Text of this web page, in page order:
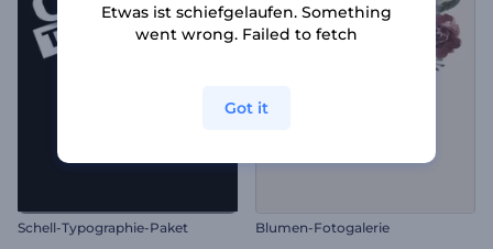
Schell-Typographie-Paket Blumen-Fotogalerie
Etwas ist schiefgelaufen. Something
went wrong. Failed to fetch
Got it